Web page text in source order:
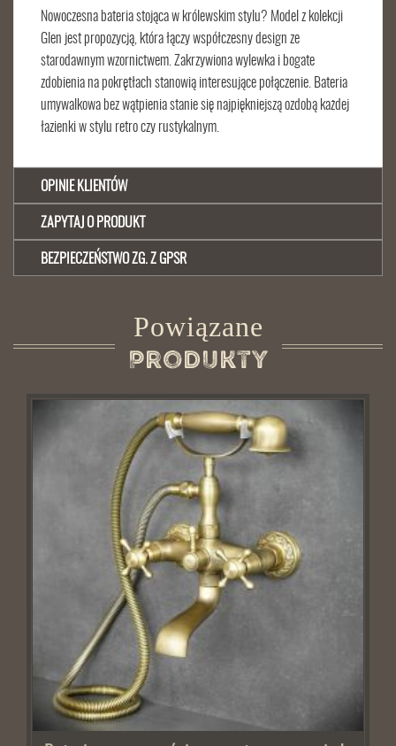
Nowoczesna bateria stojąca w królewskim stylu? Model z kolekcji
Glen jest propozycją, która łączy współczesny design ze
starodawnym wzornictwem. Zakrzywiona wylewka i bogate
zdobienia na pokrętłach stanowią interesujące połączenie. Bateria
umywalkowa bez wątpienia stanie się najpiękniejszą ozdobą każdej
łazienki w stylu retro czy rustykalnym.
OPINIE KLIENTÓW
ZAPYTAJ O PRODUKT
BEZPIECZEŃSTWO ZG. Z GPSR
Powiązane
Produkty